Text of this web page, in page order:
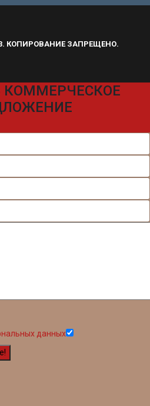
КОПИРОВАНИЕ ЗАПРЕЩЕНО.
КОММЕРЧЕСКОЕ
данных